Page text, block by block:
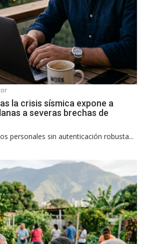
la crisis sísmica expone a
a severas brechas de
personales sin autenticación robusta...